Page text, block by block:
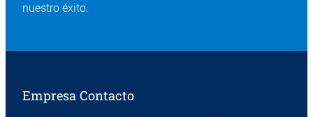
nuestro éxito.
Empresa Contacto